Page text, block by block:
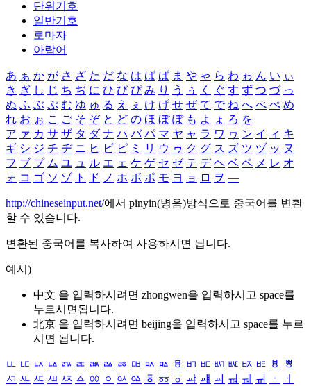
단위기호
일반기호
로마자
아랍어
あ ぁ か が さ ざ た だ な は ば ぱ ま や ゃ ら わ ゎ ん い ぃ
き ぎ し じ ち ぢ に ひ び ぴ み り う ぅ く ぐ す ず つ づ っ
ぬ ふ ぶ ぷ む ゆ ゅ る え ぇ け げ せ ぜ て で ね へ べ ぺ め
れ お ぉ こ ご そ ぞ と ど の ほ ぼ ぽ も よ ょ ろ を
ア ァ カ サ ザ タ ダ ナ ハ バ パ マ ヤ ャ ラ ワ ヮ ン イ ィ キ
ギ シ ジ チ ヂ ニ ヒ ビ ピ ミ リ ウ ゥ ク グ ス ズ ツ ヅ ッ ヌ
フ ブ プ ム ユ ュ ル エ ェ ケ ゲ セ ゼ テ デ ヘ ベ ペ メ レ オ
ォ コ ゴ ソ ゾ ト ド ノ ホ ボ ポ モ ヨ ョ ロ ヲ ―
http://chineseinput.net/에서 pinyin(병음)방식으로 중국어를 변환
할 수 있습니다.
변환된 중국어를 복사하여 사용하시면 됩니다.
예시)
中文 을 입력하시려면 zhongwen을 입력하시고 space를
누르시면됩니다.
北京 을 입력하시려면 beijing을 입력하시고 space를 누르
시면 됩니다.
ㅥ ㅦ ㅧ ㅨ ㅩ ㅪ ㅫ ㅬ ㅭ ㅮ ㅯ ㅰ ㅱ ㅲ ㅳ ㅴ ㅵ ㅶ ㅷ ㅸ
ㅹ
ㅺ ㅻ ㅼ ㅽ ㅾ ㅿ ㆀ ㆁ ㆂ ㆃ ㆄ ㆅ ㆆ ㆇ ㆈ ㆉ ㆊ ㆋ ㆌ ㆍ
ㆎ